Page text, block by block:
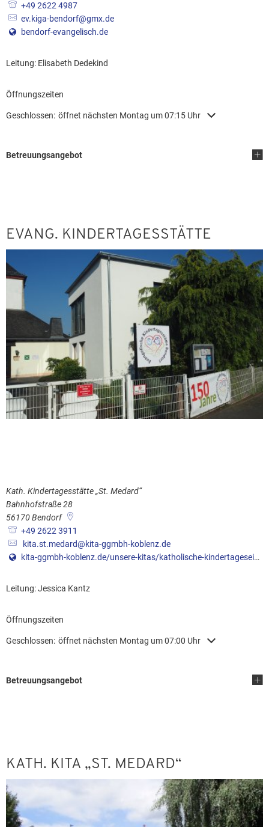
+49 2622 4987
ev.kiga-bendorf@gmx.de
bendorf-evangelisch.de
Leitung: Elisabeth Dedekind
Öffnungszeiten
Klicken, um weitere Öffnungs- oder Schließzeiten auszublenden
Geschlossen: öffnet nächsten Montag um 07:15 Uhr
Betreuungsangebot
EVANG. KINDERTAGESSTÄTTE
Kath. Kindertagesstätte „St. Medard“
Bahnhofstraße 28
56170Bendorf
+49 2622 3911
kita.st.medard@kita-ggmbh-koblenz.de
kita-ggmbh-koblenz.de/unsere-kitas/katholische-kindertageseinrichtung-st.-medard-bendorf/
Leitung: Jessica Kantz
Öffnungszeiten
Klicken, um weitere Öffnungs- oder Schließzeiten auszublenden
Geschlossen: öffnet nächsten Montag um 07:00 Uhr
Betreuungsangebot
KATH. KITA „ST. MEDARD“